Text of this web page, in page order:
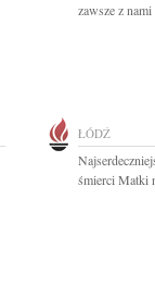
zawsze z
ŁÓDŹ
śmierci Matki